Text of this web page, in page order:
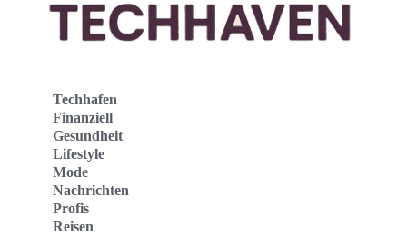
Techhafen
Finanziell
Gesundheit
Lifestyle
Mode
Nachrichten
Profis
Reisen